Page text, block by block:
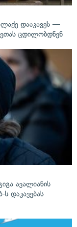
დააკავეს —
ცდილობდნენ
ავალიანის
დაკავებას